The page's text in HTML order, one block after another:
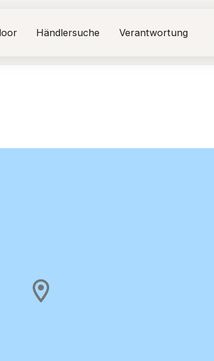
Händlersuche Verantwortung